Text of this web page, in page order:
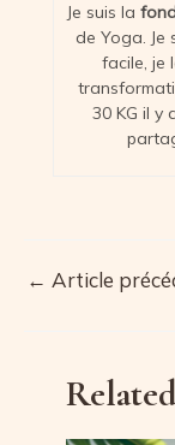
Je suis la
de Yoga. Je
facile, je
30 KG il y
Navigation
← Article